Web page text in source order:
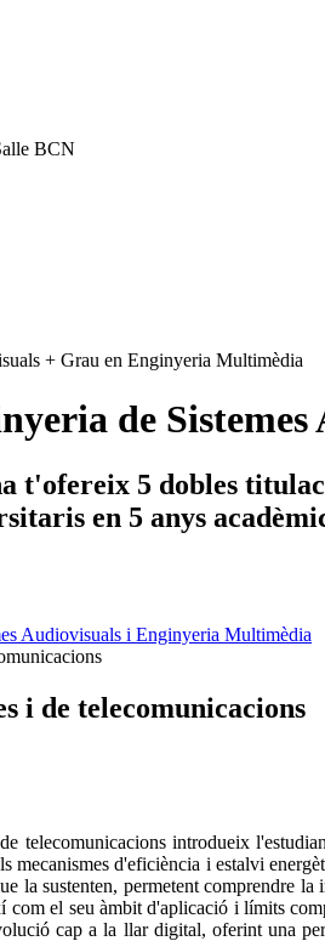
BCN
de
t'ofereix 5 dobles
en 5 anys
Audiovisuals i Enginyeria Multimèdia
i de telecomunicacions
telecomunicacions introdueix
mecanismes d'eficiència i estalvi
la sustenten, permetent comprendre
el seu àmbit d'aplicació i límits
cap a la llar digital, oferint una